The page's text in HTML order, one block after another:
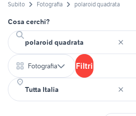
Subito Fotografia polaroid quadrata
Cosa cerchi?
Fotografia Filtri